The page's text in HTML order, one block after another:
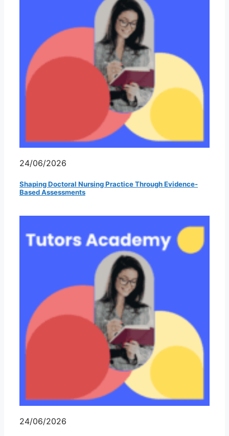
24/06/2026
Shaping Doctoral Nursing Practice Through Evidence-
Based Assessments
24/06/2026